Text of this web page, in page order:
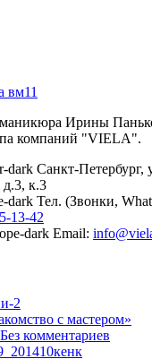
маникюра Ирины
компаний "VIELA".
Санкт-Петербург,
д.3, к.3
Тел. (Звонки,
13-42
Email:
с мастером»
Без комментариев